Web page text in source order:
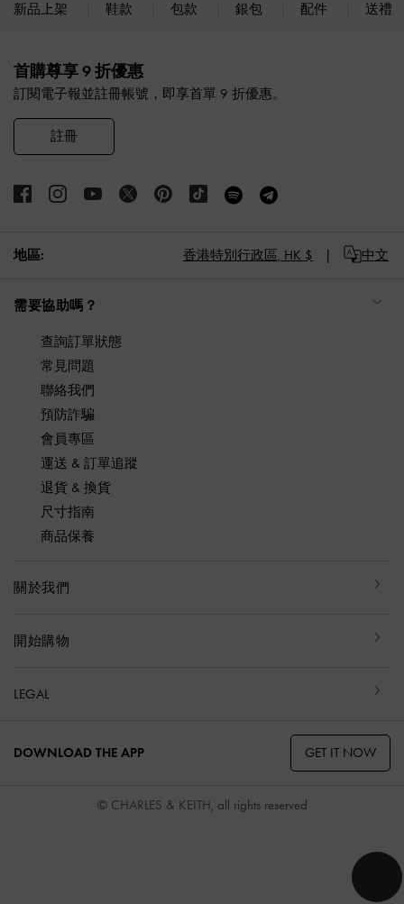
新品上架 鞋款 包款 銀包 配件 送禮
首購尊享 9 折優惠
訂閱電子報並註冊帳號，即享首單 9 折優惠。
註冊
地區: 香港特別行政區, HK $ 中文
需要協助嗎？
查詢訂單狀態
常見問題
聯絡我們
預防詐騙
會員專區
運送 & 訂單追蹤
退貨 & 換貨
尺寸指南
商品保養
關於我們
開始購物
LEGAL
DOWNLOAD THE APP GET IT NOW
© CHARLES & KEITH, all rights reserved